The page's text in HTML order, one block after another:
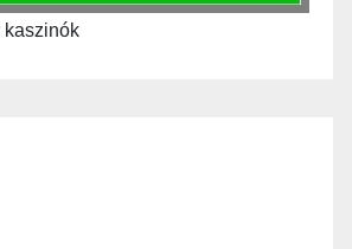
kaszinók